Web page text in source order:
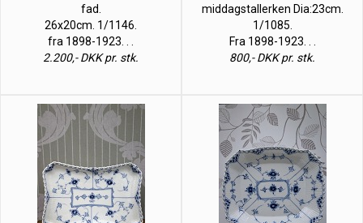
fad.
26x20cm. 1/1146.
fra 1898-1923. . .
2.200,- DKK pr. stk.
middagstallerken Dia:23cm.
1/1085.
Fra 1898-1923. . .
800,- DKK pr. stk.